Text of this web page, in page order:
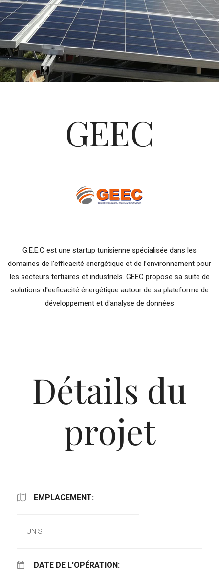
GEEC
G.E.E.C est une startup tunisienne spécialisée dans les
domaines de l’efficacité énergétique et de l’environnement pour
les secteurs tertiaires et industriels. GEEC propose sa suite de
solutions d'eeficacité énergétique autour de sa plateforme de
développement et d'analyse de données
Détails du
projet
EMPLACEMENT:
TUNIS
DATE DE L'OPÉRATION: